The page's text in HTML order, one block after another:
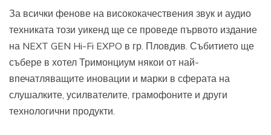
За всички фенове на висококачествения звук и аудио
техниката този уикенд ще се проведе първото издание
на NEXT GEN Hi-Fi EXPO в гр. Пловдив. Събитието ще
събере в хотел Тримонциум някои от най-
впечатляващите иновации и марки в сферата на
слушалките, усилвателите, грамофоните и други
технологични продукти.